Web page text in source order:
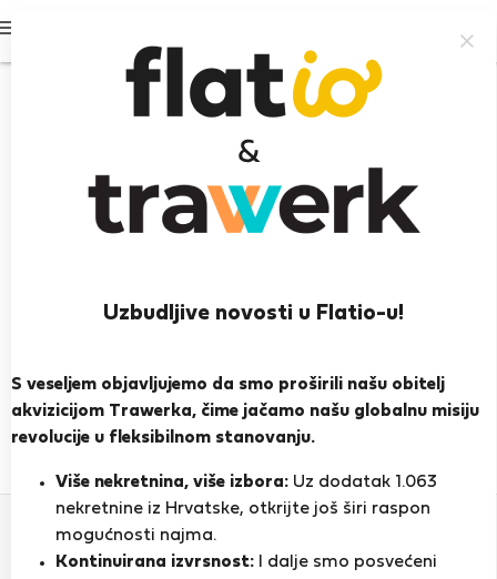
Uzbudljive novosti u Flatio-u!
S veseljem objavljujemo da smo proširili našu obitelj
akvizicijom Trawerka, čime jačamo našu globalnu misiju
revolucije u fleksibilnom stanovanju.
Više nekretnina, više izbora: Uz dodatak 1.063
nekretnine iz Hrvatske, otkrijte još širi raspon
mogućnosti najma.
Kontinuirana izvrsnost: I dalje smo posvećeni
Ivana Z.
PRIKAŽI ŽIVOTOPIS
Ocjena i reference
0
Ocjena